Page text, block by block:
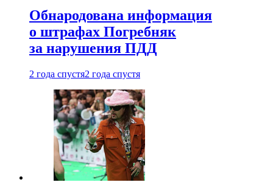
Обнародована информация
о штрафах Погребняк
за нарушения ПДД
2 года спустя2 года спустя